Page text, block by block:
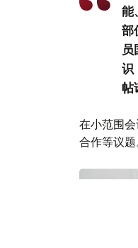
能
部
识
帖
在小范围
合作等议